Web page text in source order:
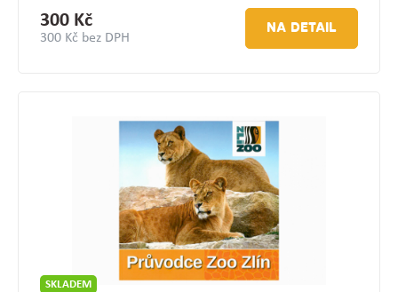
300 Kč
300 Kč bez DPH
NA DETAIL
SKLADEM